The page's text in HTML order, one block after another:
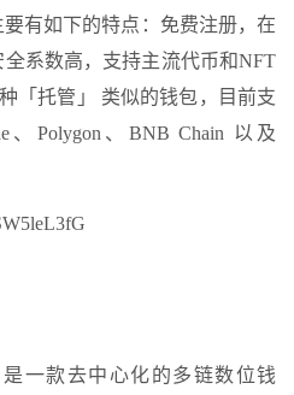
有如下的特点：免费注册，在
系数高，支持主流代币和NFT
「托管」 类似的钱包，目前支
、Polygon、BNB Chain 以及
是一款去中心化的多链数位钱